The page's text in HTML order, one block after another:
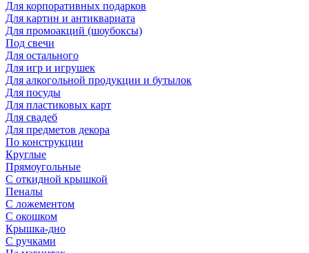
Для корпоративных подарков
Для картин и антиквариата
Для промоакций (шоубоксы)
Под свечи
Для остального
Для игр и игрушек
Для алкогольной продукции и бутылок
Для посуды
Для пластиковых карт
Для свадеб
Для предметов декора
По конструкции
Круглые
Прямоугольные
С откидной крышкой
Пеналы
С ложементом
С окошком
Крышка-дно
С ручками